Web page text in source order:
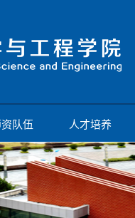
队伍 人才培养